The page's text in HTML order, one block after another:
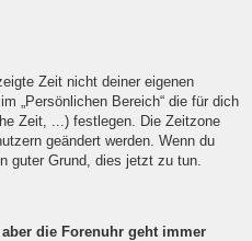
Zeit nicht deiner eigenen
„Persönlichen Bereich“ die für dich
Zeit, ...) festlegen. Die Zeitzone
geändert werden. Wenn du
guter Grund, dies jetzt zu tun.
die Forenuhr geht immer